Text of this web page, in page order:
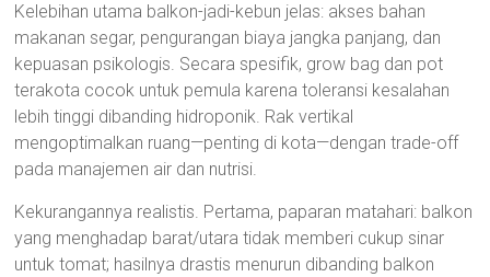
Kelebihan utama balkon-jadi-kebun jelas: akses bahan
makanan segar, pengurangan biaya jangka panjang, dan
kepuasan psikologis. Secara spesifik, grow bag dan pot
terakota cocok untuk pemula karena toleransi kesalahan
lebih tinggi dibanding hidroponik. Rak vertikal
mengoptimalkan ruang—penting di kota—dengan trade-off
pada manajemen air dan nutrisi.
Kekurangannya realistis. Pertama, paparan matahari: balkon
yang menghadap barat/utara tidak memberi cukup sinar
untuk tomat; hasilnya drastis menurun dibanding balkon